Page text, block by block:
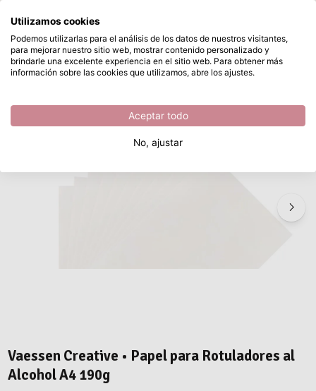
Saltar al contenido principal
Disponible desde stock Vaessen Creative • Papel para Rotuladores al Alcohol A4 190g
/ Florence /
Vaessen Creative • Papel para Rotuladores al
Alcohol A4 190g
¿Qué estás buscando?
Utilizamos cookies
Podemos utilizarlas para el análisis de los datos de nuestros visitantes,
para mejorar nuestro sitio web, mostrar contenido personalizado y
brindarle una excelente experiencia en el sitio web. Para obtener más
información sobre las cookies que utilizamos, abre los ajustes.
Aceptar todo
No, ajustar